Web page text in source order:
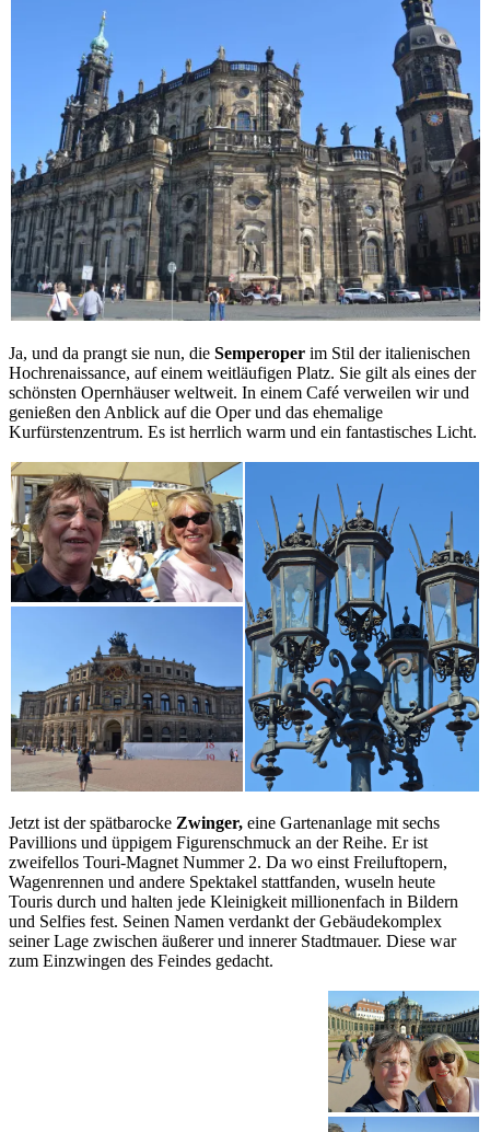
Ja, und da prangt sie nun, die Semperoper im Stil der italienischen
Hochrenaissance, auf einem weitläufigen Platz. Sie gilt als eines der
schönsten Opernhäuser weltweit. In einem Café verweilen wir und
genießen den Anblick auf die Oper und das ehemalige
Kurfürstenzentrum. Es ist herrlich warm und ein fantastisches Licht.
Jetzt ist der spätbarocke Zwinger, eine Gartenanlage mit sechs
Pavillions und üppigem Figurenschmuck an der Reihe. Er ist
zweifellos Touri-Magnet Nummer 2. Da wo einst Freiluftopern,
Wagenrennen und andere Spektakel stattfanden, wuseln heute
Touris durch und halten jede Kleinigkeit millionenfach in Bildern
und Selfies fest. Seinen Namen verdankt der Gebäudekomplex
seiner Lage zwischen äußerer und innerer Stadtmauer. Diese war
zum Einzwingen des Feindes gedacht.